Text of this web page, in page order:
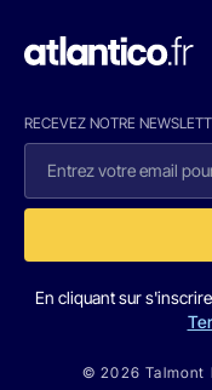
RECEVEZ NOTRE
En cliquant sur
© 2026 Talmont